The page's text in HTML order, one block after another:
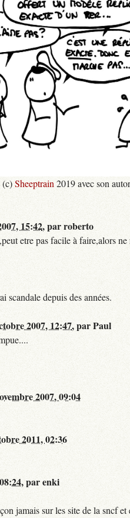
(c)Sheeptrain 2019 avec son
15:42,parroberto
etre pas facile à faire,alors
scandale depuis des années.
2007, 12:47,parPaul
2007, 09:04
2011, 02:36
,parenki
jamais sur les site de la sncf et